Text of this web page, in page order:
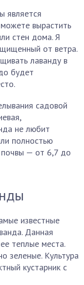
является
вырастить
стен дома. Я
от ветра.
лаванду в
будет
садовой
не любит
полностью
почвы — от 6,7 до
известные
Данная
теплые места.
зеленые. Культура
кустарник с